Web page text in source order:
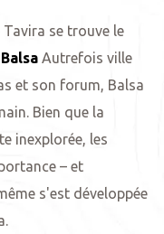
se trouve le
Autrefois ville
et son forum, Balsa
Bien que la
inexplorée, les
– et
s'est développée